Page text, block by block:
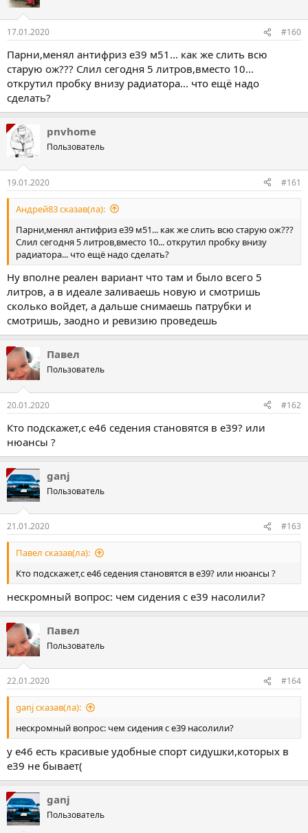
і
17.01.2020 #160
Парни,менял антифриз е39 м51... как же слить всю
старую ож??? Слил сегодня 5 литров,вместо 10...
открутил пробку внизу радиатора... что ещё надо
сделать?
pnvhome
Пользователь
19.01.2020 #161
Андрей83 сказав(ла):
Парни,менял антифриз е39 м51... как же слить всю старую ож???
Слил сегодня 5 литров,вместо 10... открутил пробку внизу
радиатора... что ещё надо сделать?
Ну вполне реален вариант что там и было всего 5
литров, а в идеале заливаешь новую и смотришь
сколько войдет, а дальше снимаешь патрубки и
смотришь, заодно и ревизию проведешь
Павел
Пользователь
20.01.2020 #162
Кто подскажет,с е46 седения становятся в е39? или
нюансы ?
ganj
Пользователь
21.01.2020 #163
Павел сказав(ла):
Кто подскажет,с е46 седения становятся в е39? или нюансы ?
нескромный вопрос: чем сидения с е39 насолили?
Павел
Пользователь
22.01.2020 #164
ganj сказав(ла):
нескромный вопрос: чем сидения с е39 насолили?
у е46 есть красивые удобные спорт сидушки,которых в
е39 не бывает(
ganj
Пользователь